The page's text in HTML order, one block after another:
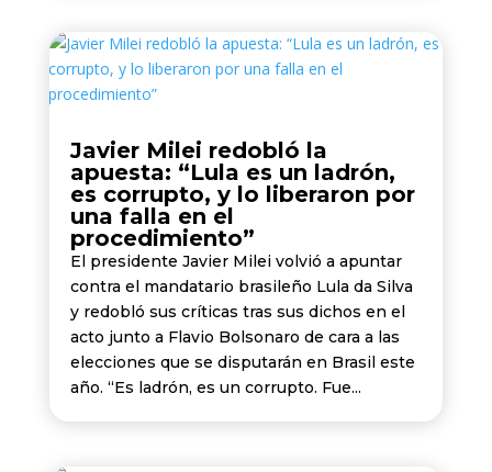
Javier Milei redobló la
apuesta: “Lula es un ladrón,
es corrupto, y lo liberaron por
una falla en el
procedimiento”
El presidente Javier Milei volvió a apuntar
contra el mandatario brasileño Lula da Silva
y redobló sus críticas tras sus dichos en el
acto junto a Flavio Bolsonaro de cara a las
elecciones que se disputarán en Brasil este
año. “Es ladrón, es un corrupto. Fue...